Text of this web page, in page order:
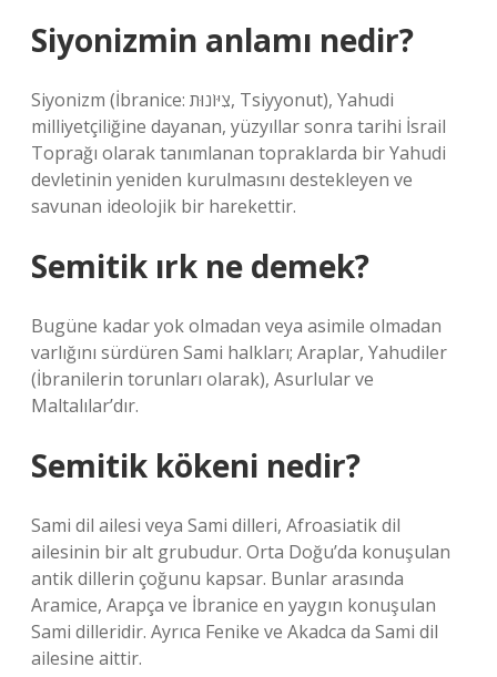
Siyonizmin anlamı nedir?
Siyonizm (İbranice: צִיּוֹנוּת, Tsiyyonut), Yahudi
milliyetçiliğine dayanan, yüzyıllar sonra tarihi İsrail
Toprağı olarak tanımlanan topraklarda bir Yahudi
devletinin yeniden kurulmasını destekleyen ve
savunan ideolojik bir harekettir.
Semitik ırk ne demek?
Bugüne kadar yok olmadan veya asimile olmadan
varlığını sürdüren Sami halkları; Araplar, Yahudiler
(İbranilerin torunları olarak), Asurlular ve
Maltalılar’dır.
Semitik kökeni nedir?
Sami dil ailesi veya Sami dilleri, Afroasiatik dil
ailesinin bir alt grubudur. Orta Doğu’da konuşulan
antik dillerin çoğunu kapsar. Bunlar arasında
Aramice, Arapça ve İbranice en yaygın konuşulan
Sami dilleridir. Ayrıca Fenike ve Akadca da Sami dil
ailesine aittir.